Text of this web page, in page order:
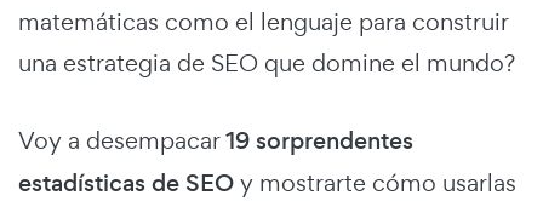
matemáticas como el lenguaje para construir
una estrategia de SEO que domine el mundo?
Voy a desempacar19 sorprendentes
estadísticas de SEOy mostrarte cómo usarlas